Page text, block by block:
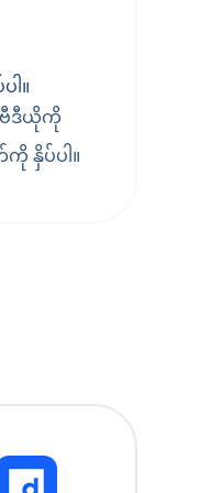
ါ။
ဗီဒီယိုကို
နှိပ်ပါ။